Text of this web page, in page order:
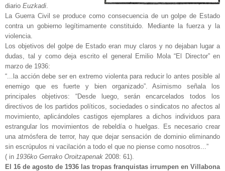
diario Euzkadi.
La Guerra Civil se produce como consecuencia de un golpe de Estado
contra un gobierno legítimamente constituido. Mediante la fuerza y la
violencia.
Los objetivos del golpe de Estado eran muy claros y no dejaban lugar a
dudas, tal y como deja escrito el general Emilio Mola “El Director” en
marzo de 1936:
“...la acción debe ser en extremo violenta para reducir lo antes posible al
enemigo que es fuerte y bien organizado”. Asimismo señala los
principales objetivos: “Desde luego, serán encarcelados todos los
directivos de los partidos políticos, sociedades o sindicatos no afectos al
movimiento, aplicándoles castigos ejemplares a dichos individuos para
estrangular los movimientos de rebeldía o huelgas. Es necesario crear
una atmósfera de terror, hay que dejar sensación de dominio eliminando
sin escrúpulos ni vacilación a todo el que no piense como nosotros...”
( in 1936ko Gerrako Oroitzapenak 2008: 61).
El 16 de agosto de 1936 las tropas franquistas irrumpen en Villabona